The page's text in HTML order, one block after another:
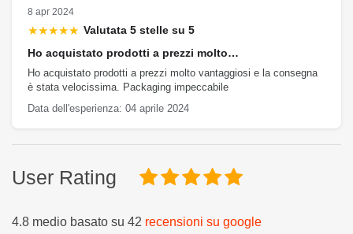
8 apr 2024
★★★★★ Valutata 5 stelle su 5
Ho acquistato prodotti a prezzi molto…
Ho acquistato prodotti a prezzi molto vantaggiosi e la consegna
è stata velocissima. Packaging impeccabile
Data dell'esperienza: 04 aprile 2024
User Rating
4.8 medio basato su 42 recensioni su google